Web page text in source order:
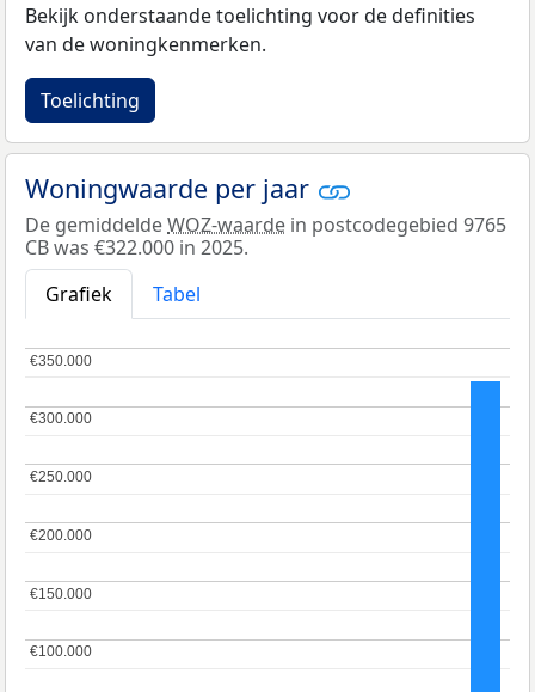
Bekijk onderstaande toelichting voor de definities
van de woningkenmerken.
Toelichting
Woningwaarde per jaar
De gemiddeldeWOZ-waarde in postcodegebied 9765
CB was €322.000 in 2025.
Grafiek
Tabel
€100.000
€100.000
€150.000
€150.000
€200.000
€200.000
€250.000
€250.000
€300.000
€300.000
€350.000
€350.000